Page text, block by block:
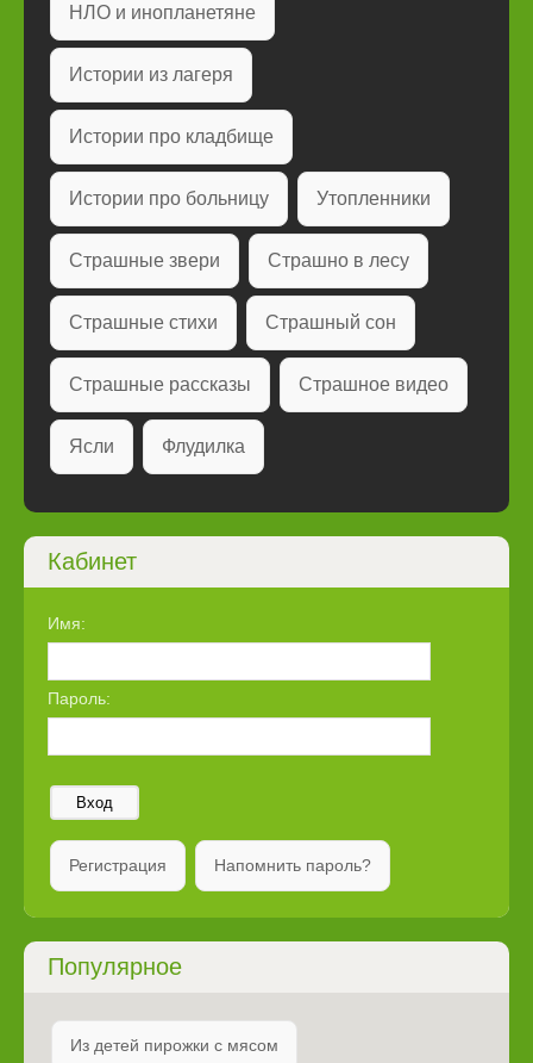
НЛО и инопланетяне
Истории из лагеря
Истории про кладбище
Истории про больницу Утопленники
Страшные звери Страшно в лесу
Страшные стихи Страшный сон
Страшные рассказы Страшное видео
Ясли Флудилка
Кабинет
Имя:
Пароль:
Вход
Регистрация Напомнить пароль?
Популярное
Из детей пирожки с мясом